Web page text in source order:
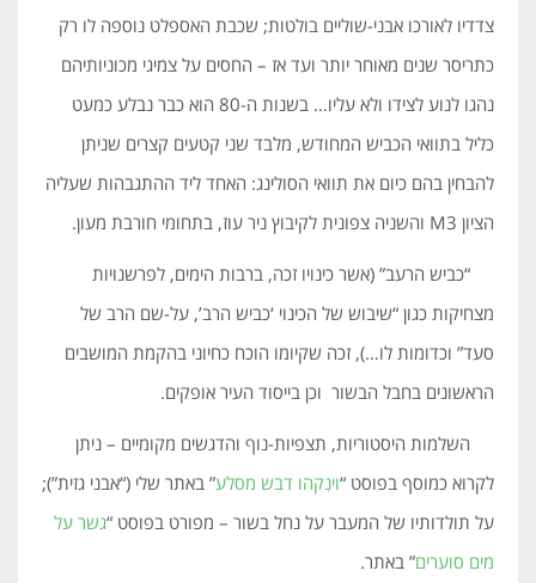
צדדיו לאורכו אבני-שוליים בולטות; שכבת האספלט נוספה לו רק
כתריסר שנים מאוחר יותר ועד אז – החסים על צמיגי מכוניותיהם
נהגו לנוע לצידו ולא עליו… בשנות ה-80 הוא כבר נבלע כמעט
כליל בתוואי הכביש המחודש, מלבד שני קטעים קצרים שניתן
להבחין בהם כיום את תוואי הסולינג: האחד ליד ההתגבהות שעליה
הציון M3 והשניה צפונית לקיבוץ ניר עוז, בתחומי חורבת מעון.
“כביש הרעב” (אשר כינויו זכה, ברבות הימים, לפרשנויות
מצחיקות כגון “שיבוש של הכינוי ‘כביש הרב’, על-שם הרב של
סעד” וכדומות לו…), זכה שקיומו הוכח כחיוני בהקמת המושבים
הראשונים בחבל הבשור וכן בייסוד העיר אופקים.
השלמות היסטוריות, תצפיות-נוף והדגשים מקומיים – ניתן
לקרוא כמוסף בפוסט “וינִקהו דבש מסלע” באתר שלי (“אבני גזית”);
על תולדותיו של המעבר על נחל בשור – מפורט בפוסט “גשר על
מים סוערים” באתר.